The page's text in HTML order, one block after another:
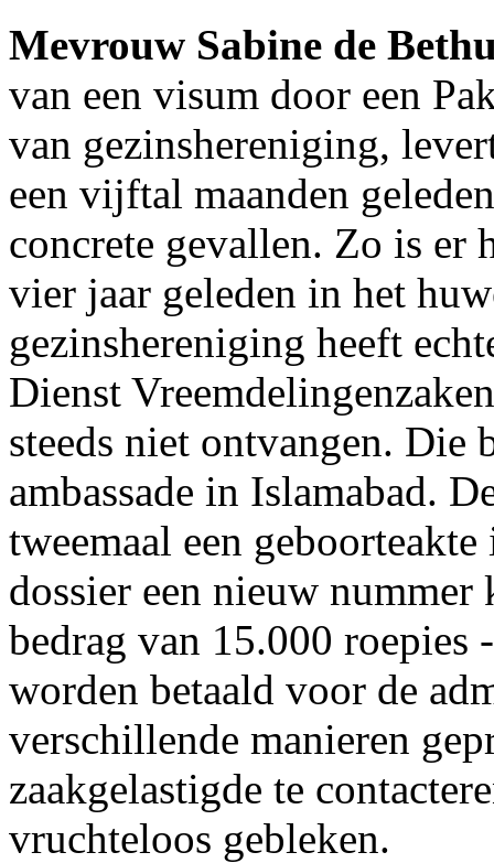
Mevrouw Sabine de
van een visum door een
van gezinshereniging,
een vijftal maanden
concrete gevallen. Zo is er
vier jaar geleden in het
gezinshereniging heeft
Dienst
steeds niet ontvangen. Die
ambassade in Islamabad.
tweemaal een
dossier een nieuw
bedrag van 15.000 roepies
worden betaald voor de
verschillende manieren
zaakgelastigde te
vruchteloos gebleken.